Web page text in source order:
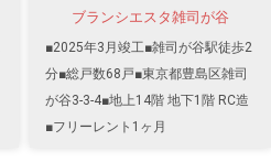
ブランシエスタ雑司が谷
■2025年3月竣工■雑司が谷駅徒歩2
分■総戸数68戸■東京都豊島区雑司
が谷3-3-4■地上14階 地下1階 RC造
■フリーレント1ヶ月